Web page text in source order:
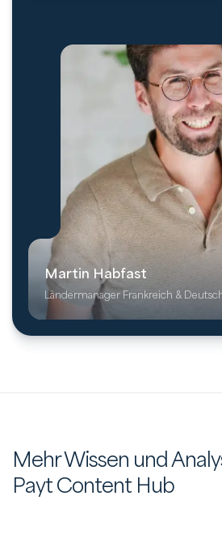
Martin Habfast
Ländermanager Frankreich &
Mehr Wissen und
Payt Content Hub